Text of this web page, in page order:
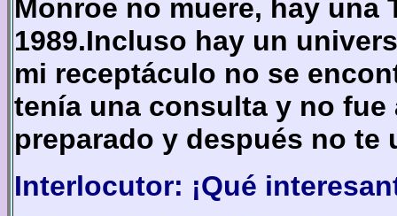
Monroe no muere, hay una
1989.Incluso hay un
mi receptáculo no se
tenía una consulta y no
preparado y después no te
Interlocutor: ¡Qué